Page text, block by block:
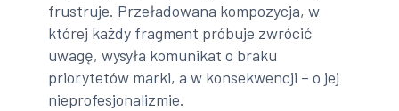
frustruje. Przeładowana kompozycja, w
której każdy fragment próbuje zwrócić
uwagę, wysyła komunikat o braku
priorytetów marki, a w konsekwencji – o jej
nieprofesjonalizmie.